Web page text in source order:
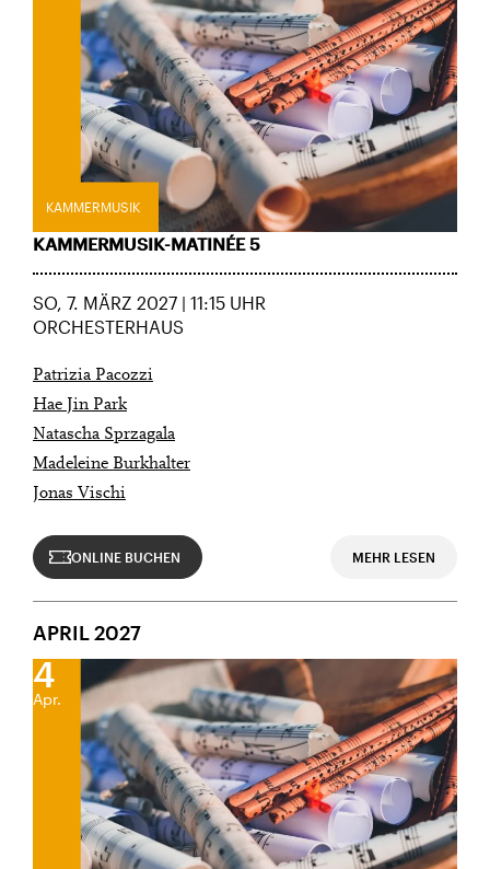
KAMMERMUSIK
KAMMERMUSIK-MATINÉE 5
SO, 7. MÄRZ 2027 | 11:15 UHR
ORCHESTERHAUS
Patrizia Pacozzi
Hae Jin Park
Natascha Sprzagala
Madeleine Burkhalter
Jonas Vischi
ONLINE BUCHEN MEHR LESEN
APRIL 2027
4
Apr.